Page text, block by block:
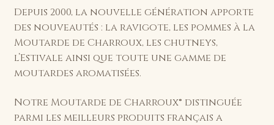
Depuis 2000, la nouvelle génération apporte
des nouveautés : la ravigote, les pommes à la
Moutarde de Charroux, les chutneys,
l’Estivale ainsi que toute une gamme de
moutardes aromatisées.
Notre Moutarde de Charroux® distinguée
parmi les meilleurs produits français a